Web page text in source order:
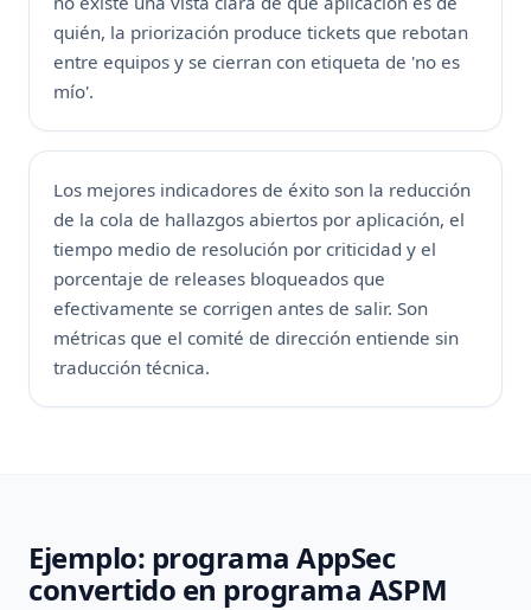
quién, la priorización produce tickets que rebotan
entre equipos y se cierran con etiqueta de 'no es
mío'.
Los mejores indicadores de éxito son la reducción
de la cola de hallazgos abiertos por aplicación, el
tiempo medio de resolución por criticidad y el
porcentaje de releases bloqueados que
efectivamente se corrigen antes de salir. Son
métricas que el comité de dirección entiende sin
traducción técnica.
Ejemplo: programa AppSec
convertido en programa ASPM